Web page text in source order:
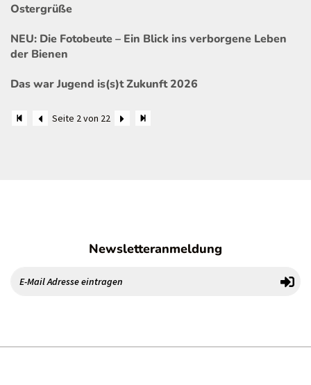
Ostergrüße
NEU: Die Fotobeute – Ein Blick ins verborgene Leben
der Bienen
Das war Jugend is(s)t Zukunft 2026
Seite 2 von 22
Newsletteranmeldung